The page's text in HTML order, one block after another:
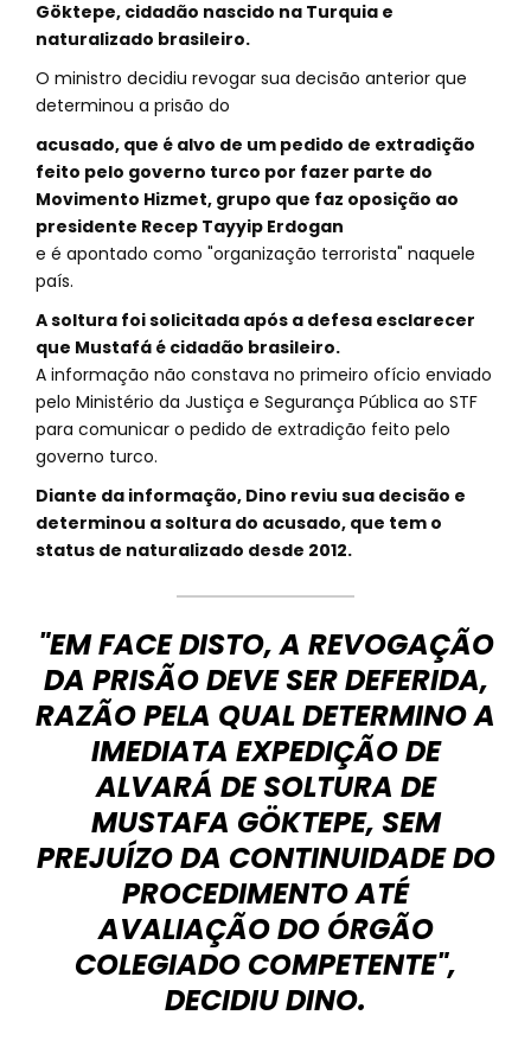
Göktepe, cidadão nascido na Turquia e
naturalizado brasileiro.
O ministro decidiu revogar sua decisão anterior que
determinou a prisão do
acusado, que é alvo de um pedido de extradição
feito pelo governo turco por fazer parte do
Movimento Hizmet, grupo que faz oposição ao
presidente Recep Tayyip Erdogan
e é apontado como "organização terrorista" naquele
país.
A soltura foi solicitada após a defesa esclarecer
que Mustafá é cidadão brasileiro.
A informação não constava no primeiro ofício enviado
pelo Ministério da Justiça e Segurança Pública ao STF
para comunicar o pedido de extradição feito pelo
governo turco.
Diante da informação, Dino reviu sua decisão e
determinou a soltura do acusado, que tem o
status de naturalizado desde 2012.
"EM FACE DISTO, A REVOGAÇÃO
DA PRISÃO DEVE SER DEFERIDA,
RAZÃO PELA QUAL DETERMINO A
IMEDIATA EXPEDIÇÃO DE
ALVARÁ DE SOLTURA DE
MUSTAFA GÖKTEPE, SEM
PREJUÍZO DA CONTINUIDADE DO
PROCEDIMENTO ATÉ
AVALIAÇÃO DO ÓRGÃO
COLEGIADO COMPETENTE",
DECIDIU DINO.